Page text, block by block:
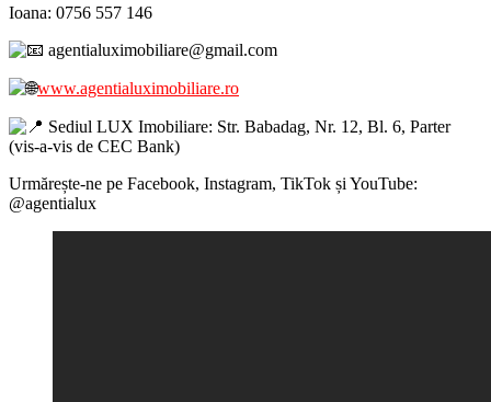
Ioana: 0756 557 146
agentialuximobiliare@gmail.com
www.agentialuximobiliare.ro
Sediul LUX Imobiliare: Str. Babadag, Nr. 12, Bl. 6, Parter
(vis-a-vis de CEC Bank)
Urmărește-ne pe Facebook, Instagram, TikTok și YouTube:
@agentialux